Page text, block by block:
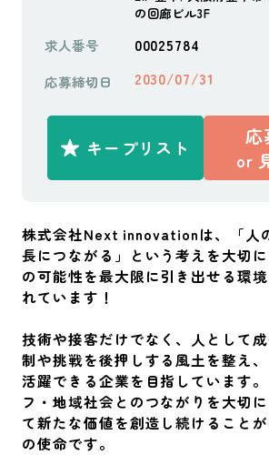
の回廊ビル3F
求人番号 00025784
応募締切日 2030/07/31
キープリスト 応
or
株式会社Next innovationは、「人
長につながる」という考えを大切
の可能性を最大限に引き出せる環
れています！
技術や接客だけでなく、人として
制や挑戦を後押しする風土を整え
活躍できる企業を目指しています
フ・地域社会とのつながりを大切
て新たな価値を創造し続けること
の使命です。